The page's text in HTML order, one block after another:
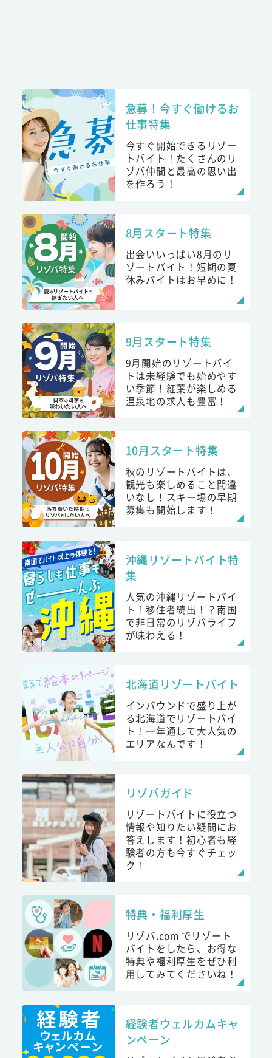
急募！今すぐ働けるお
仕事特集
今すぐ開始できるリゾー
トバイト！たくさんのリ
ゾバ仲間と最高の思い出
を作ろう！
8月スタート特集
出会いいっぱい8月のリ
ゾートバイト！短期の夏
休みバイトはお早めに！
9月スタート特集
9月開始のリゾートバイ
トは未経験でも始めやす
い季節！紅葉が楽しめる
温泉地の求人も豊富！
10月スタート特集
秋のリゾートバイトは、
観光も楽しめること間違
いなし！スキー場の早期
募集も開始します！
沖縄リゾートバイト特
集
人気の沖縄リゾートバイ
ト！移住者続出！？南国
で非日常のリゾバライフ
が味わえる！
北海道リゾートバイト
インバウンドで盛り上が
る北海道でリゾートバイ
ト！一年通して大人気の
エリアなんです！
リゾバガイド
リゾートバイトに役立つ
情報や知りたい疑問にお
答えします！初心者も経
験者の方も今すぐチェッ
ク！
特典・福利厚生
リゾバ.com でリゾート
バイトをしたら、お得な
特典や福利厚生をぜひ利
用してみてくださいね！
経験者ウェルカムキャ
ンペーン